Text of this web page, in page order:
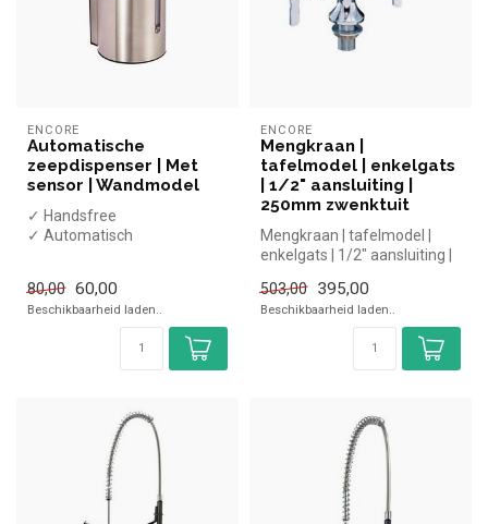
ENCORE
Automatische
zeepdispenser | Met
sensor | Wandmodel
✓ Handsfree
✓ Automatisch
x Batterijen ni...
80,00 60,00
Beschikbaarheid laden..
ENCORE
Mengkraan |
tafelmodel | enkelgats
| 1/2" aansluiting |
250mm zwenktuit
Mengkraan | tafelmodel |
enkelgats | 1/2" aansluiting |
503,00
395,00
Beschikbaarheid laden..